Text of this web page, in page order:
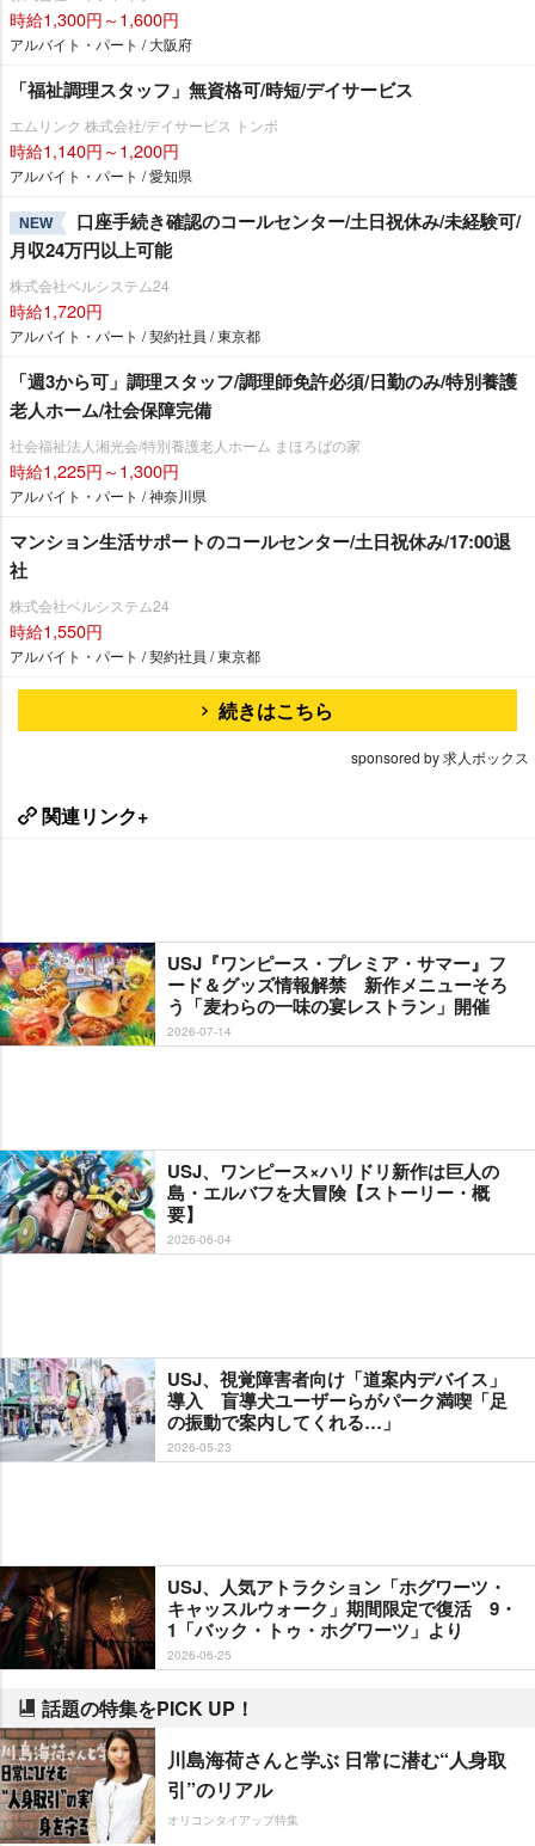
時給1,300円～1,600円
アルバイト・パート / 大阪府
「福祉調理スタッフ」無資格可/時短/デイサービス
エムリンク 株式会社/デイサービス トンボ
時給1,140円～1,200円
アルバイト・パート / 愛知県
NEW
口座手続き確認のコールセンター/土日祝休み/未経験可/
月収24万円以上可能
株式会社ベルシステム24
時給1,720円
アルバイト・パート / 契約社員 / 東京都
「週3から可」調理スタッフ/調理師免許必須/日勤のみ/特別養護
老人ホーム/社会保障完備
社会福祉法人湘光会/特別養護老人ホーム まほろばの家
時給1,225円～1,300円
アルバイト・パート / 神奈川県
マンション生活サポートのコールセンター/土日祝休み/17:00退
社
株式会社ベルシステム24
時給1,550円
アルバイト・パート / 契約社員 / 東京都
続きはこちら
sponsored by 求人ボックス
関連リンク+
USJ『ワンピース・プレミア・サマー』フ
ード＆グッズ情報解禁 新作メニューそろ
う「麦わらの一味の宴レストラン」開催
2026-07-14
USJ、ワンピース×ハリドリ新作は巨人の
島・エルバフを大冒険【ストーリー・概
要】
2026-06-04
USJ、視覚障害者向け「道案内デバイス」
導入 盲導犬ユーザーらがパーク満喫「足
の振動で案内してくれる…」
2026-05-23
USJ、人気アトラクション「ホグワーツ・
キャッスルウォーク」期間限定で復活 9・
1「バック・トゥ・ホグワーツ」より
2026-06-25
話題の特集をPICK UP！
川島海荷さんと学ぶ 日常に潜む“人身取
引”のリアル
オリコンタイアップ特集